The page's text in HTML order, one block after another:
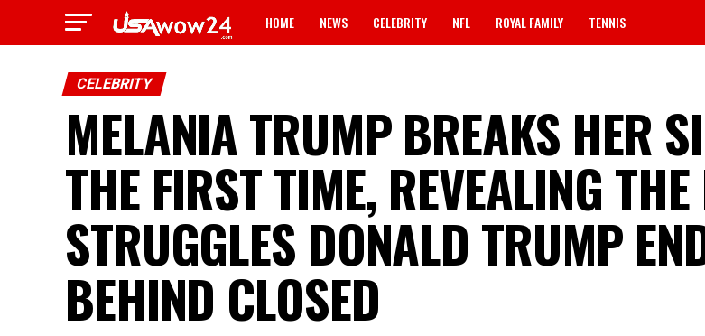
HOME NEWS CELEBRITY NFL ROYAL FAMILY TENNIS
CELEBRITY
MELANIA TRUMP BREAKS HER
THE FIRST TIME, REVEALING
STRUGGLES DONALD TRUMP
BEHIND CLOSED